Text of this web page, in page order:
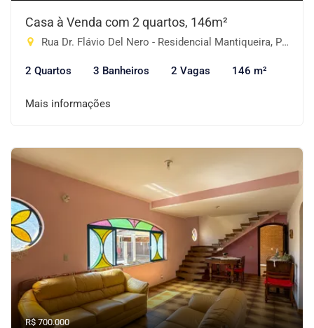
Casa à Venda com 2 quartos, 146m²
Rua Dr. Flávio Del Nero - Residencial Mantiqueira, Piracaia-SP
2 Quartos 3 Banheiros 2 Vagas 146 m²
Mais informações
R$ 700.000